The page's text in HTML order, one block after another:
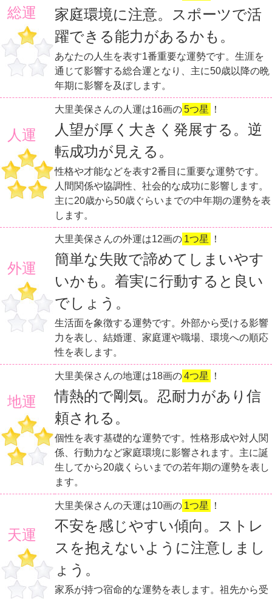
総運
家庭環境に注意。スポーツで活
躍できる能力があるかも。
あなたの人生を表す1番重要な運勢です。生涯を
通じて影響する総合運となり、主に50歳以降の晩
年期に影響を及ぼします。
人運
大里美保さんの人運は16画の5つ星 ！
人望が厚く大きく発展する。逆
転成功が見える。
性格や才能などを表す2番目に重要な運勢です。
人間関係や協調性、社会的な成功に影響します。
主に20歳から50歳ぐらいまでの中年期の運勢を表
します。
外運
大里美保さんの外運は12画の 1つ星 ！
簡単な失敗で諦めてしまいやす
いかも。着実に行動すると良い
でしょう。
生活面を象徴する運勢です。外部から受ける影響
力を表し、結婚運、家庭運や職場、環境への順応
性を表します。
地運
大里美保さんの地運は18画の4つ星 ！
情熱的で剛気。忍耐力があり信
頼される。
個性を表す基礎的な運勢です。性格形成や対人関
係、行動力など家庭環境に影響されます。主に誕
生してから20歳くらいまでの若年期の運勢を表し
ます。
天運
大里美保さんの天運は10画の 1つ星 ！
不安を感じやすい傾向。ストレ
スを抱えないように注意しまし
ょう。
家系が持つ宿命的な運勢を表します。祖先から受